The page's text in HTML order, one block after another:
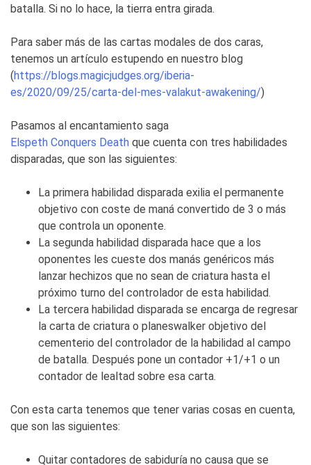
batalla. Si no lo hace, la tierra entra girada.
Para saber más de las cartas modales de dos caras,
tenemos un artículo estupendo en nuestro blog
(https://blogs.magicjudges.org/iberia-
es/2020/09/25/carta-del-mes-valakut-awakening/)
Pasamos al encantamiento saga
Elspeth Conquers Death que cuenta con tres habilidades
disparadas, que son las siguientes:
La primera habilidad disparada exilia el permanente
objetivo con coste de maná convertido de 3 o más
que controla un oponente.
La segunda habilidad disparada hace que a los
oponentes les cueste dos manás genéricos más
lanzar hechizos que no sean de criatura hasta el
próximo turno del controlador de esta habilidad.
La tercera habilidad disparada se encarga de regresar
la carta de criatura o planeswalker objetivo del
cementerio del controlador de la habilidad al campo
de batalla. Después pone un contador +1/+1 o un
contador de lealtad sobre esa carta.
Con esta carta tenemos que tener varias cosas en cuenta,
que son las siguientes:
Quitar contadores de sabiduría no causa que se